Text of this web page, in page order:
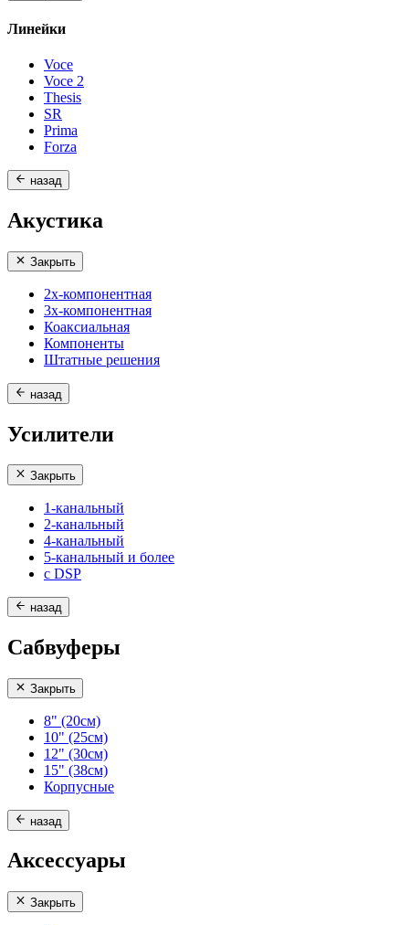
Линейки
Voce
Voce 2
Thesis
SR
Prima
Forza
назад
Акустика
Закрыть
2х-компонентная
3х-компонентная
Коаксиальная
Компоненты
Штатные решения
назад
Усилители
Закрыть
1-канальный
2-канальный
4-канальный
5-канальный и более
с DSP
назад
Сабвуферы
Закрыть
8" (20см)
10" (25см)
12" (30см)
15" (38см)
Корпусные
назад
Аксессуары
Закрыть